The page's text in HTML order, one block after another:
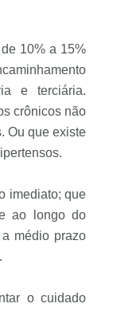
10% a 15%
e terciária.
crônicos não
Ou que existe
imediato; que
ao longo do
médio prazo
o cuidado